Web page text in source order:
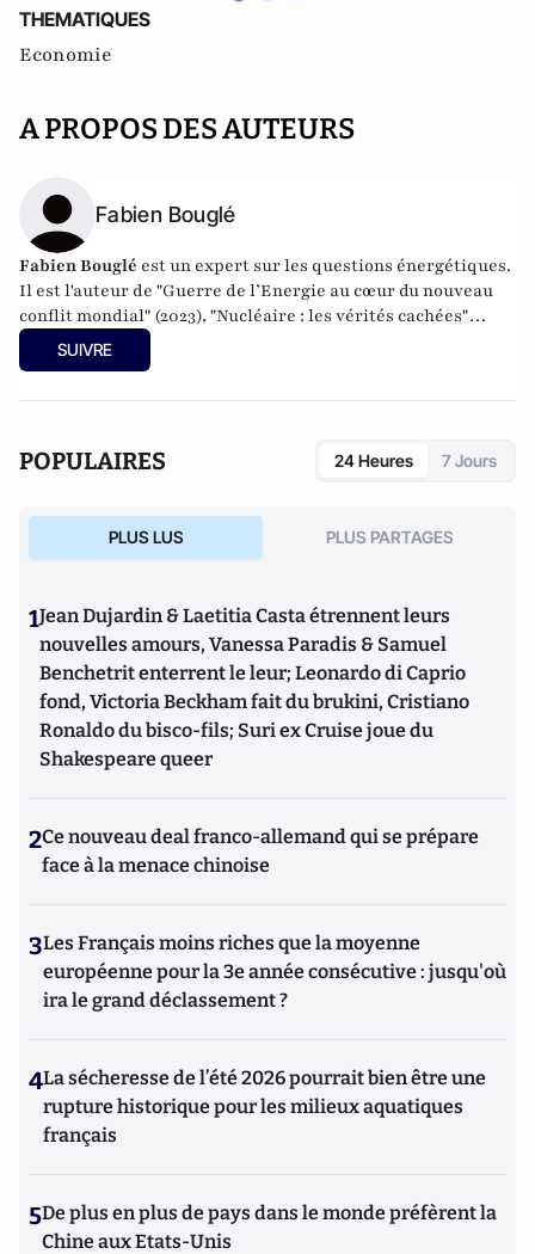
THEMATIQUES
Economie
A PROPOS DES AUTEURS
Fabien Bouglé
Fabien Bouglé est un expert sur les questions énergétiques.
Il est l'auteur de "Guerre de l’Energie au cœur du nouveau
conflit mondial" (2023), "Nucléaire : les vérités cachées"
(2021) et "Eoliennes : la face noire de la transition
écologique" (2019), publiés aux éditions du Rocher.
SUIVRE
POPULAIRES 24 Heures 7 Jours
PLUS LUS PLUS PARTAGES
1Jean Dujardin & Laetitia Casta étrennent leurs
nouvelles amours, Vanessa Paradis & Samuel
Benchetrit enterrent le leur; Leonardo di Caprio
fond, Victoria Beckham fait du brukini, Cristiano
Ronaldo du bisco-fils; Suri ex Cruise joue du
Shakespeare queer
2Ce nouveau deal franco-allemand qui se prépare
face à la menace chinoise
3Les Français moins riches que la moyenne
européenne pour la 3e année consécutive : jusqu'où
ira le grand déclassement ?
4La sécheresse de l’été 2026 pourrait bien être une
rupture historique pour les milieux aquatiques
français
5De plus en plus de pays dans le monde préfèrent la
Chine aux Etats-Unis